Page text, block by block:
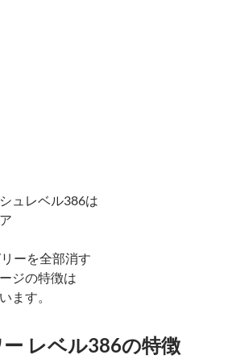
ュレベル386は
ーを全部消す
ジの特徴は
ます。
レベル386の特徴